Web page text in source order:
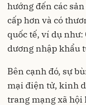
hướng đến các
cấp hơn và có
quốc tế, ví dụ như:
dương nhập khẩu
Bên cạnh đó, sự
mại điện tử, kinh
trang mạng xã hội